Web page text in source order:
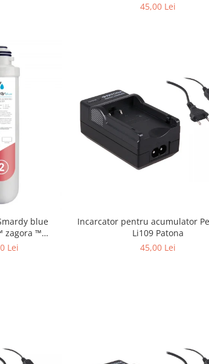
45,00 Lei
blue
zagora ™
Lei
Incarcator pentru acumulator
Li109 Patona
45,00 Lei